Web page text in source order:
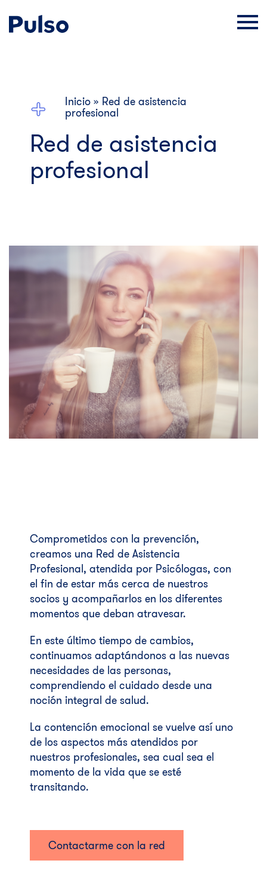
Inicio » Red de asistencia
profesional
Red de asistencia
profesional
Comprometidos con la prevención,
creamos una Red de Asistencia
Profesional, atendida por Psicólogas, con
el fin de estar más cerca de nuestros
socios y acompañarlos en los diferentes
momentos que deban atravesar.
En este último tiempo de cambios,
continuamos adaptándonos a las nuevas
necesidades de las personas,
comprendiendo el cuidado desde una
noción integral de salud.
La contención emocional se vuelve así uno
de los aspectos más atendidos por
nuestros profesionales, sea cual sea el
momento de la vida que se esté
transitando.
Contactarme con la red